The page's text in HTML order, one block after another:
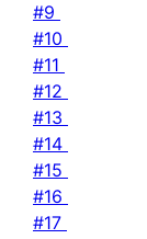
#9
#10
#11
#12
#13
#14
#15
#16
#17